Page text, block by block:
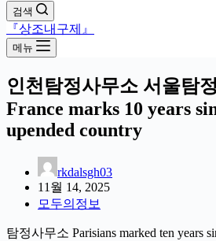
검색
『상조내구제』
메뉴
인천탐정사무소 서울탐
France marks 10 years
upended country
rkdalsgh03
11월 14, 2025
모두의정보
탐정사무소 Parisians marked ten years